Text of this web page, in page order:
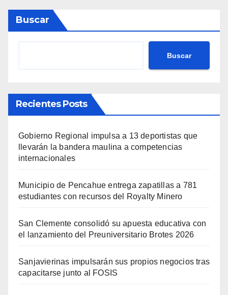
Buscar
Buscar
Recientes Posts
Gobierno Regional impulsa a 13 deportistas que
llevarán la bandera maulina a competencias
internacionales
Municipio de Pencahue entrega zapatillas a 781
estudiantes con recursos del Royalty Minero
San Clemente consolidó su apuesta educativa con
el lanzamiento del Preuniversitario Brotes 2026
Sanjavierinas impulsarán sus propios negocios tras
capacitarse junto al FOSIS